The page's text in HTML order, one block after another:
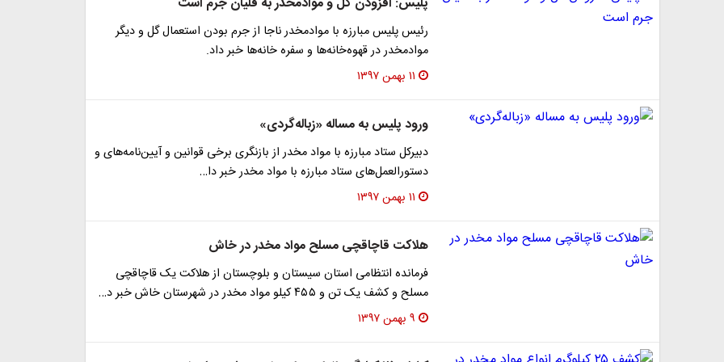
رئیس پلیس مبارزه با موادمخدر ناجا از جرم بودن استعمال گل و دیگر
موادمخدر در قهوه‌خانه‌ها و سفره خانه‌ها خبر داد.
۱۱ بهمن ۱۳۹۷
ورود پلیس به مساله «زباله‌گردی»
دبیرکل ستاد مبارزه با مواد مخدر از بازنگری برخی قوانین و آیین‌نامه‌های و
دستورالعمل‌های ستاد مبارزه با مواد مخدر خبر دا…
۱۱ بهمن ۱۳۹۷
هلاکت قاچاقچی مسلح مواد مخدر در خاش
‌فرمانده انتظامی استان سیستان و بلوچستان از هلاکت یک قاچاقچی
مسلح و کشف یک تن و ۴۵۵ کیلو مواد مخدر در شهرستان خاش خبر د…
۹ بهمن ۱۳۹۷